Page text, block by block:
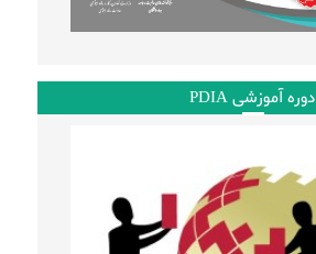
دوره آموزشی PDIA